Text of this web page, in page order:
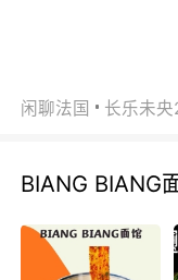
闲聊法国
BIANG BIANG